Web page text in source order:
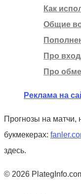
Как
Общие
Про
Про
Реклама на
Прогнозы на матчи,
букмекерах:
здесь.
© 2026